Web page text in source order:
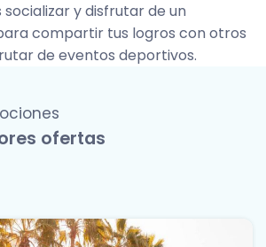
y disfrutar de un
compartir tus logros con otros
de eventos deportivos.
ofertas